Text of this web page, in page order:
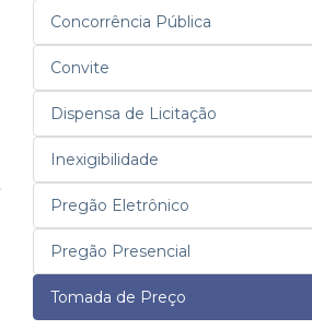
Concorrência Pública
Convite
Dispensa de Licitação
Inexigibilidade
Pregão Eletrônico
Pregão Presencial
Tomada de Preço